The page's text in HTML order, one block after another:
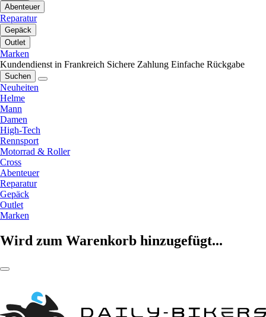
Abenteuer
Reparatur
Gepäck
Outlet
Marken
Kundendienst in Frankreich Sichere Zahlung Einfache Rückgabe
Suchen
Neuheiten
Helme
Mann
Damen
High-Tech
Rennsport
Motorrad & Roller
Cross
Abenteuer
Reparatur
Gepäck
Outlet
Marken
Wird zum Warenkorb hinzugefügt...